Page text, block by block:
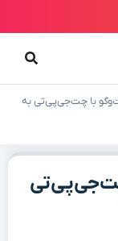
با چت‌جی‌پی‌تی به
چت‌جی‌پی‌تی